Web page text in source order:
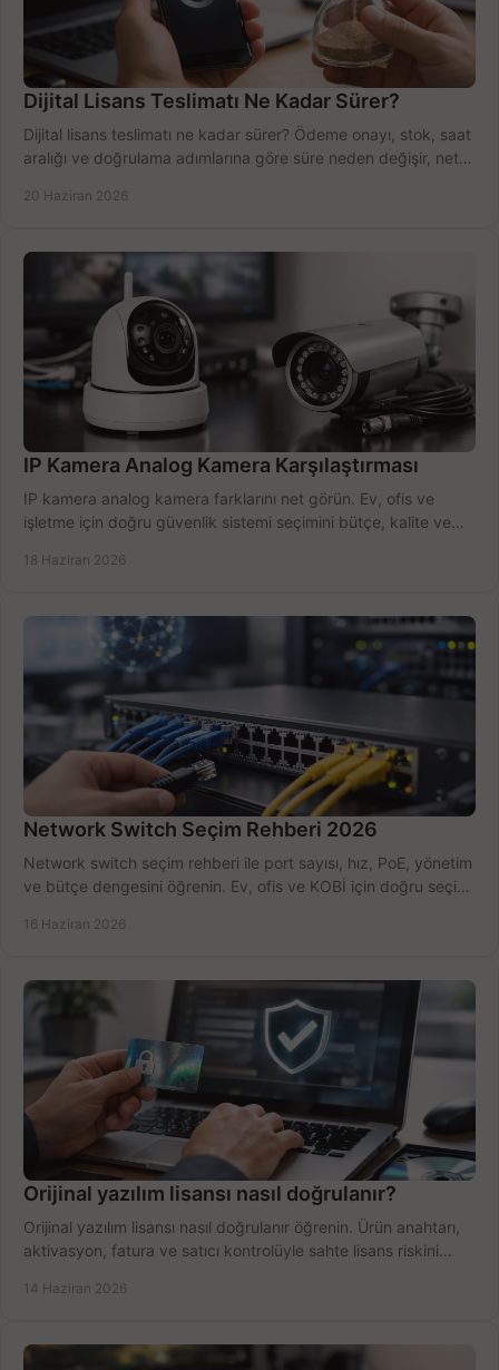
Dijital Lisans Teslimatı Ne Kadar Sürer?
Dijital lisans teslimatı ne kadar sürer? Ödeme onayı, stok, saat
aralığı ve doğrulama adımlarına göre süre neden değişir, net
20 Haziran 2026
IP Kamera Analog Kamera Karşılaştırması
IP kamera analog kamera farklarını net görün. Ev, ofis ve
işletme için doğru güvenlik sistemi seçimini bütçe, kalite ve
18 Haziran 2026
Network Switch Seçim Rehberi 2026
Network switch seçim rehberi ile port sayısı, hız, PoE, yönetim
ve bütçe dengesini öğrenin. Ev, ofis ve KOBİ için doğru seçimi
16 Haziran 2026
Orijinal yazılım lisansı nasıl doğrulanır?
Orijinal yazılım lisansı nasıl doğrulanır öğrenin. Ürün anahtarı,
aktivasyon, fatura ve satıcı kontrolüyle sahte lisans riskini
14 Haziran 2026